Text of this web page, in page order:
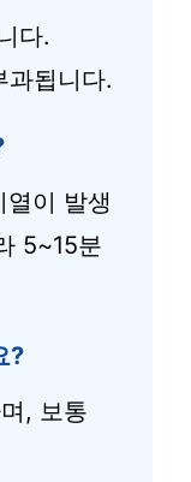
다.
과됩니다.
이 발생
5~15분
?
, 보통